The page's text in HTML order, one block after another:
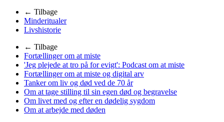
← Tilbage
Minderitualer
Livshistorie
← Tilbage
Fortællinger om at miste
'Jeg plejede at tro på for evigt': Podcast om at miste
Fortællinger om at miste og digital arv
Tanker om liv og død ved de 70 år
Om at tage stilling til sin egen død og begravelse
Om livet med og efter en dødelig sygdom
Om at arbejde med døden